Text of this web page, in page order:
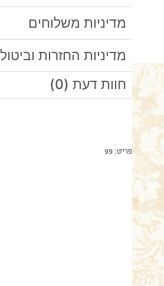
מדיניות משלוחים
מדיניות החזרות
חוות דעת (0)
פריט: 99